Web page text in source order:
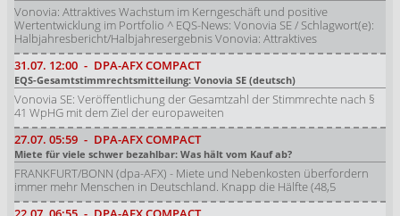
Vonovia: Attraktives Wachstum im Kerngeschäft und positive
Wertentwicklung im Portfolio ^ EQS-News: Vonovia SE / Schlagwort(e):
Halbjahresbericht/Halbjahresergebnis Vonovia: Attraktives
31.07. 12:00 - DPA-AFX COMPACT
EQS-Gesamtstimmrechtsmitteilung: Vonovia SE (deutsch)
Vonovia SE: Veröffentlichung der Gesamtzahl der Stimmrechte nach §
41 WpHG mit dem Ziel der europaweiten
27.07. 05:59 - DPA-AFX COMPACT
Miete für viele schwer bezahlbar: Was hält vom Kauf ab?
FRANKFURT/BONN (dpa-AFX) - Miete und Nebenkosten überfordern
immer mehr Menschen in Deutschland. Knapp die Hälfte (48,5